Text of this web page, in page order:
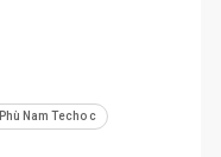
Phù Nam Techo c